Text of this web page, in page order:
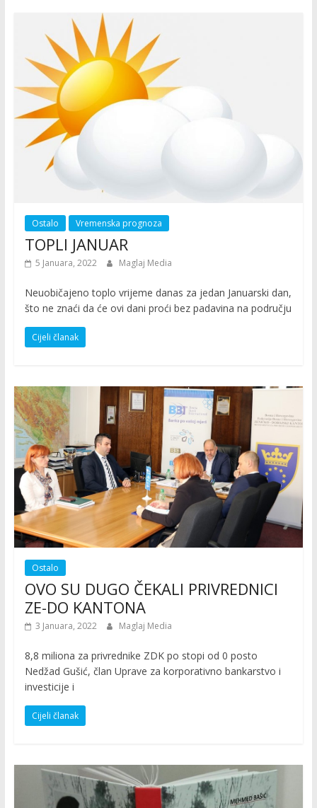
Ostalo Vremenska prognoza
TOPLI JANUAR
5 Januara, 2022 Maglaj Media
Neuobičajeno toplo vrijeme danas za jedan Januarski dan,
što ne znaći da će ovi dani proći bez padavina na području
Cijeli članak
Ostalo
OVO SU DUGO ČEKALI PRIVREDNICI
ZE-DO KANTONA
3 Januara, 2022 Maglaj Media
8,8 miliona za privrednike ZDK po stopi od 0 posto
Nedžad Gušić, član Uprave za korporativno bankarstvo i
investicije i
Cijeli članak